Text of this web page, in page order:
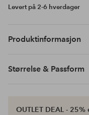
Levert på 2-6 hverdager
Produktinformasjon
Størrelse & Passform
OUTLET DEAL -